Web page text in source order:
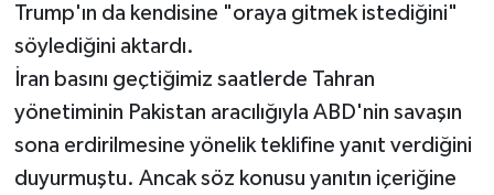
Trump'ın da kendisine "oraya gitmek istediğini"
söylediğini aktardı.
İran basını geçtiğimiz saatlerde Tahran
yönetiminin Pakistan aracılığıyla ABD'nin savaşın
sona erdirilmesine yönelik teklifine yanıt verdiğini
duyurmuştu. Ancak söz konusu yanıtın içeriğine